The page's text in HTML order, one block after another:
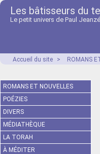
Les bâtisseurs du
Le petit univers de Paul Jeanzé
Accueil du site > ROMANS
ROMANS ET NOUVELLES
POÉZIES
DIVERS
MÉDIATHÈQUE
LA TORAH
À MÉDITER